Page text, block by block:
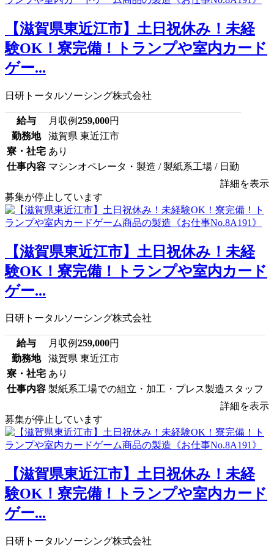
【滋賀県東近江市】土日祝休み！未経
験OK！寮完備！トランプや室内カード
ゲー...
日研トータルソーシング株式会社
給与 月収例259,000円
勤務地
滋賀県 東近江市
寮・社宅 あり
仕事内容 マシンオペレータ・製造 / 製紙系工場 / 日勤
詳細を表示
募集が停止しています
【滋賀県東近江市】土日祝休み！未経
験OK！寮完備！トランプや室内カード
ゲー...
日研トータルソーシング株式会社
給与 月収例259,000円
勤務地
滋賀県 東近江市
寮・社宅 あり
仕事内容 製紙系工場での組立・加工・プレス製造スタッフ
詳細を表示
募集が停止しています
【滋賀県東近江市】土日祝休み！未経
験OK！寮完備！トランプや室内カード
ゲー...
日研トータルソーシング株式会社